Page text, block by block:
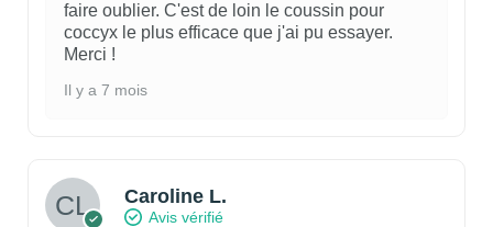
faire oublier. C'est de loin le coussin pour
coccyx le plus efficace que j'ai pu essayer.
Merci !
Il y a 7 mois
Caroline L.
Avis vérifié